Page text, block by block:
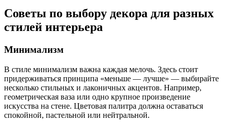
Советы по выбору декора для разных
стилей интерьера
Минимализм
В стиле минимализм важна каждая мелочь. Здесь стоит
придерживаться принципа «меньше — лучше» — выбирайте
несколько стильных и лаконичных акцентов. Например,
геометрическая ваза или одно крупное произведение
искусства на стене. Цветовая палитра должна оставаться
спокойной, пастельной или нейтральной.